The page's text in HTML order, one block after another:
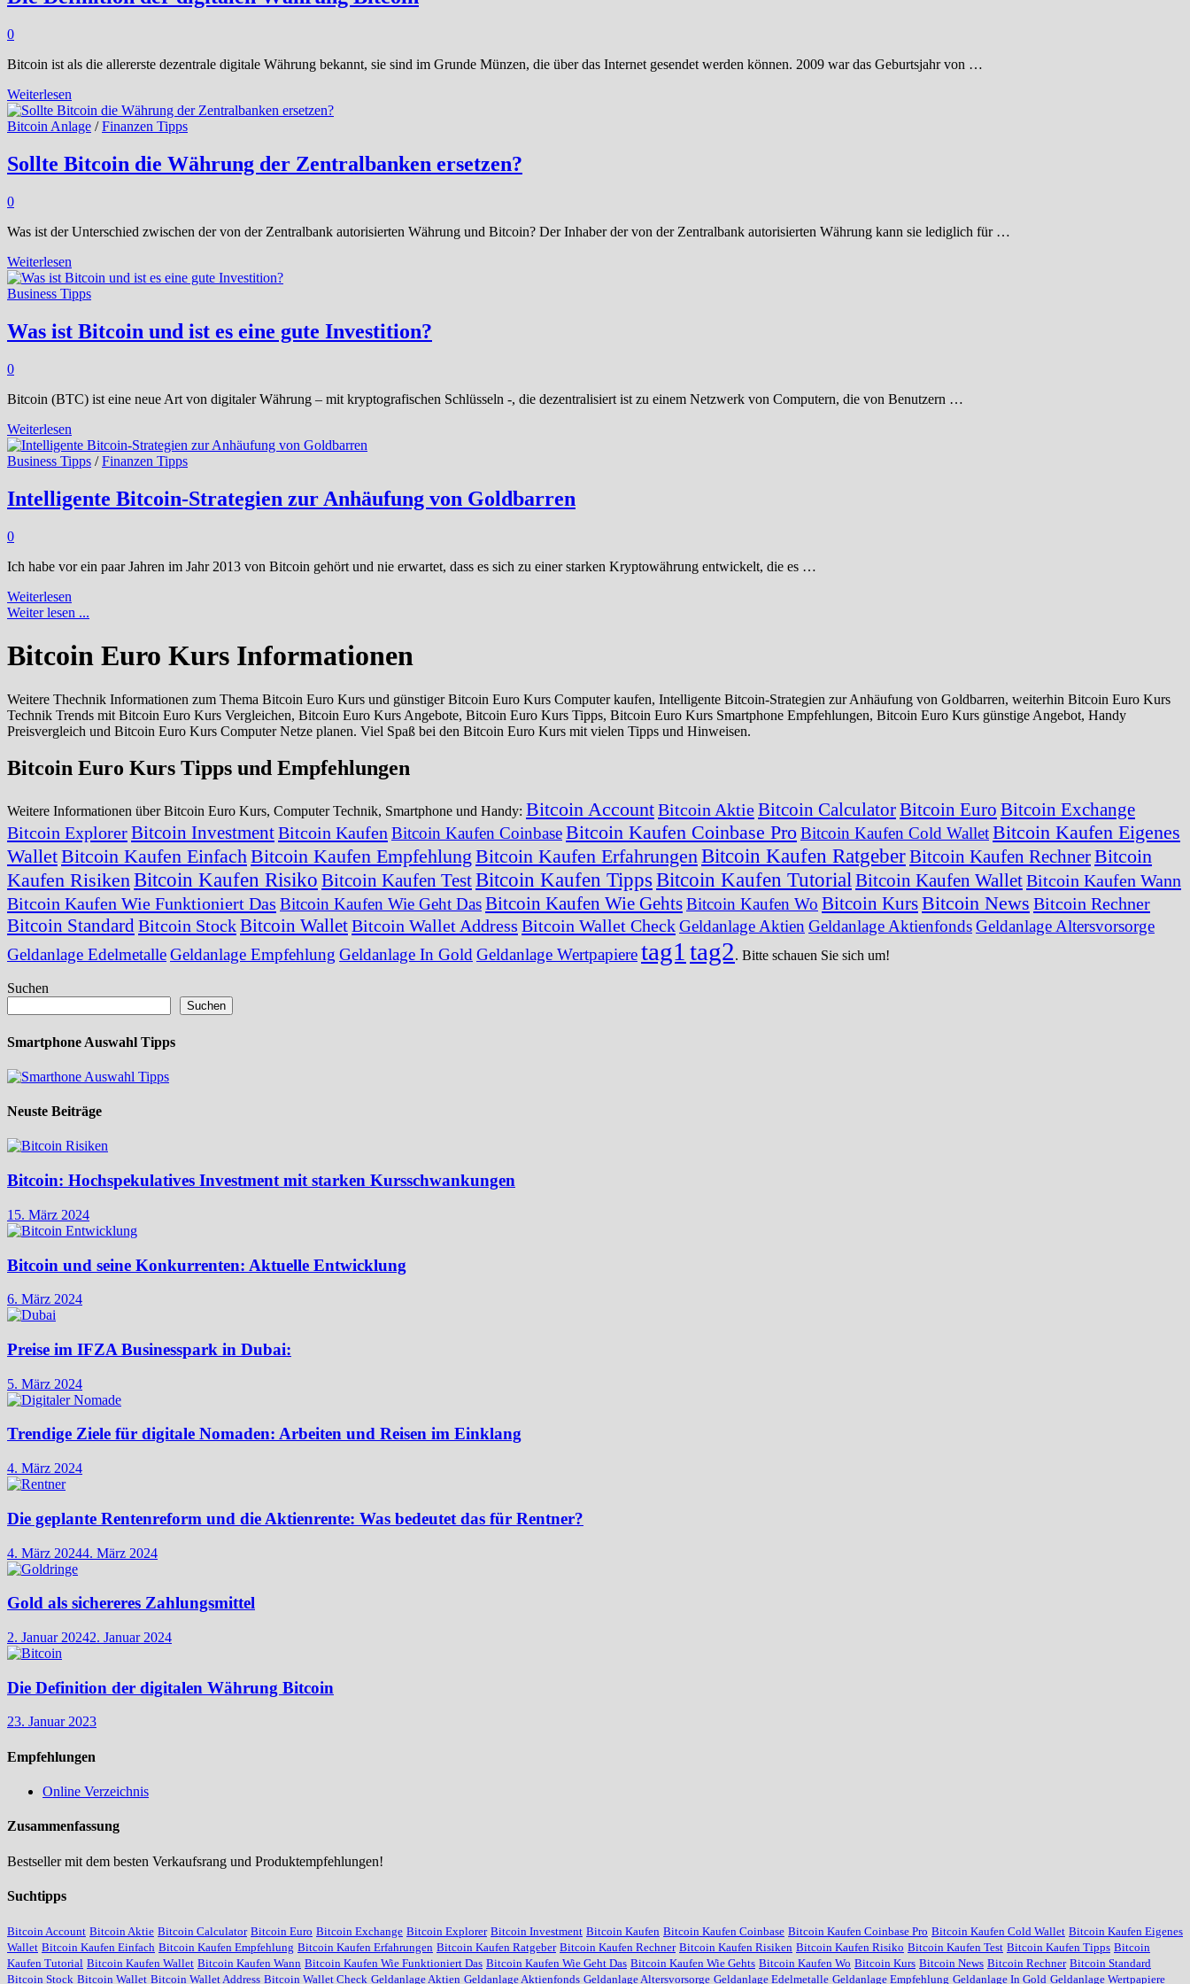
0
Bitcoin ist als die allererste dezentrale digitale Währung bekannt, sie sind im Grunde Münzen, die über das Internet gesendet werden können. 2009 war das Geburtsjahr von …
Die
Definition
der
Währung
Bitcoin
Weiterlesen
Bitcoin Anlage /Finanzen Tipps
Sollte Bitcoin die Währung der Zentralbanken ersetzen?
0
Was ist der Unterschied zwischen der von der Zentralbank autorisierten Währung und Bitcoin? Der Inhaber der von der Zentralbank autorisierten Währung kann sie lediglich für …
Sollte
Bitcoin
die
der
Zentralbanken
Weiterlesen
Business Tipps
Was ist Bitcoin und ist es eine gute Investition?
0
Bitcoin (BTC) ist eine neue Art von digitaler Währung – mit kryptografischen Schlüsseln -, die dezentralisiert ist zu einem Netzwerk von Computern, die von Benutzern …
Was
ist
Bitcoin
ist
es
gute
Weiterlesen
Business Tipps /Finanzen Tipps
Intelligente Bitcoin-Strategien zur Anhäufung von Goldbarren
0
Ich habe vor ein paar Jahren im Jahr 2013 von Bitcoin gehört und nie erwartet, dass es sich zu einer starken Kryptowährung entwickelt, die es …
Intelligente
Bitcoin-
zur
Anhäufung
Goldbarren
Weiterlesen
Weiter lesen ...
Bitcoin Euro Kurs Informationen
Weitere Thechnik Informationen zum Thema Bitcoin Euro Kurs und günstiger Bitcoin Euro Kurs Computer kaufen, Intelligente Bitcoin-Strategien zur Anhäufung von Goldbarren, weiterhin Bitcoin Euro Kurs
Technik Trends mit Bitcoin Euro Kurs Vergleichen, Bitcoin Euro Kurs Angebote, Bitcoin Euro Kurs Tipps, Bitcoin Euro Kurs Smartphone Empfehlungen, Bitcoin Euro Kurs günstige Angebot, Handy
Preisvergleich und Bitcoin Euro Kurs Computer Netze planen. Viel Spaß bei den Bitcoin Euro Kurs mit vielen Tipps und Hinweisen.
Bitcoin Euro Kurs Tipps und Empfehlungen
Weitere Informationen über Bitcoin Euro Kurs, Computer Technik, Smartphone und Handy: Bitcoin AccountBitcoin AktieBitcoin CalculatorBitcoin Euro Bitcoin Exchange
Bitcoin ExplorerBitcoin InvestmentBitcoin Kaufen Bitcoin Kaufen CoinbaseBitcoin Kaufen Coinbase ProBitcoin Kaufen Cold WalletBitcoin Kaufen Eigenes
WalletBitcoin Kaufen EinfachBitcoin Kaufen Empfehlung Bitcoin Kaufen ErfahrungenBitcoin Kaufen RatgeberBitcoin Kaufen RechnerBitcoin
Kaufen RisikenBitcoin Kaufen Risiko Bitcoin Kaufen TestBitcoin Kaufen TippsBitcoin Kaufen TutorialBitcoin Kaufen WalletBitcoin Kaufen Wann
Bitcoin Kaufen Wie Funktioniert Das Bitcoin Kaufen Wie Geht DasBitcoin Kaufen Wie GehtsBitcoin Kaufen Wo Bitcoin KursBitcoin News Bitcoin Rechner
Bitcoin StandardBitcoin StockBitcoin WalletBitcoin Wallet Address Bitcoin Wallet CheckGeldanlage Aktien Geldanlage AktienfondsGeldanlage Altersvorsorge
Geldanlage EdelmetalleGeldanlage Empfehlung Geldanlage In GoldGeldanlage Wertpapieretag1 tag2. Bitte schauen Sie sich um!
Suchen
Suchen
Smartphone Auswahl Tipps
Neuste Beiträge
Bitcoin: Hochspekulatives Investment mit starken Kursschwankungen
15. März 2024
Bitcoin und seine Konkurrenten: Aktuelle Entwicklung
6. März 2024
Preise im IFZA Businesspark in Dubai:
5. März 2024
Trendige Ziele für digitale Nomaden: Arbeiten und Reisen im Einklang
4. März 2024
Die geplante Rentenreform und die Aktienrente: Was bedeutet das für Rentner?
4. März 20244. März 2024
Gold als sichereres Zahlungsmittel
2. Januar 20242. Januar 2024
Die Definition der digitalen Währung Bitcoin
23. Januar 2023
Empfehlungen
Online Verzeichnis
Zusammenfassung
Bestseller mit dem besten Verkaufsrang und Produktempfehlungen!
Suchtipps
Bitcoin Account Bitcoin Aktie Bitcoin Calculator Bitcoin Euro Bitcoin Exchange Bitcoin Explorer Bitcoin Investment Bitcoin Kaufen Bitcoin Kaufen Coinbase Bitcoin Kaufen Coinbase Pro Bitcoin Kaufen Cold Wallet Bitcoin Kaufen Eigenes
Wallet Bitcoin Kaufen Einfach Bitcoin Kaufen Empfehlung Bitcoin Kaufen Erfahrungen Bitcoin Kaufen Ratgeber Bitcoin Kaufen Rechner Bitcoin Kaufen Risiken Bitcoin Kaufen Risiko Bitcoin Kaufen Test Bitcoin Kaufen Tipps Bitcoin
Kaufen Tutorial Bitcoin Kaufen Wallet Bitcoin Kaufen Wann Bitcoin Kaufen Wie Funktioniert Das Bitcoin Kaufen Wie Geht Das Bitcoin Kaufen Wie Gehts Bitcoin Kaufen Wo Bitcoin Kurs Bitcoin News Bitcoin Rechner Bitcoin Standard
Bitcoin Stock Bitcoin Wallet Bitcoin Wallet Address Bitcoin Wallet Check Geldanlage Aktien Geldanlage Aktienfonds Geldanlage Altersvorsorge Geldanlage Edelmetalle Geldanlage Empfehlung Geldanlage In Gold Geldanlage Wertpapiere